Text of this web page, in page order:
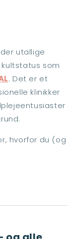
utallige
som
. Det er et
klinikker
hvorfor du (og